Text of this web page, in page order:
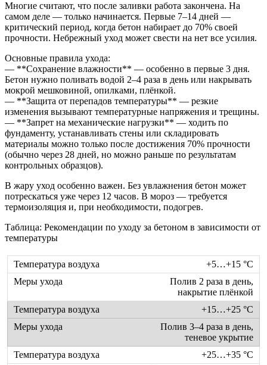
Многие считают, что после заливки работа закончена. На
самом деле — только начинается. Первые 7–14 дней —
критический период, когда бетон набирает до 70% своей
прочности. Небрежный уход может свести на нет все усилия.
Основные правила ухода:
— **Сохранение влажности** — особенно в первые 3 дня.
Бетон нужно поливать водой 2–4 раза в день или накрывать
мокрой мешковиной, опилками, плёнкой.
— **Защита от перепадов температуры** — резкие
изменения вызывают температурные напряжения и трещины.
— **Запрет на механические нагрузки** — ходить по
фундаменту, устанавливать стены или складировать
материалы можно только после достижения 70% прочности
(обычно через 28 дней, но можно раньше по результатам
контрольных образцов).
В жару уход особенно важен. Без увлажнения бетон может
потрескаться уже через 12 часов. В мороз — требуется
термоизоляция и, при необходимости, подогрев.
Таблица: Рекомендации по уходу за бетоном в зависимости от
температуры
+5…+15 °C
Полив 2 раза в день,
накрытие плёнкой
+15…+25 °C
Полив 3–4 раза в день,
теневое укрытие
+25…+35 °C